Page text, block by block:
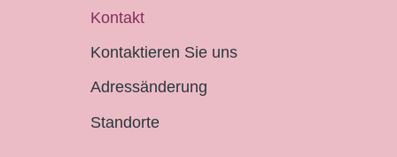
Kontakt
Kontaktieren Sie uns
Adressänderung
Standorte